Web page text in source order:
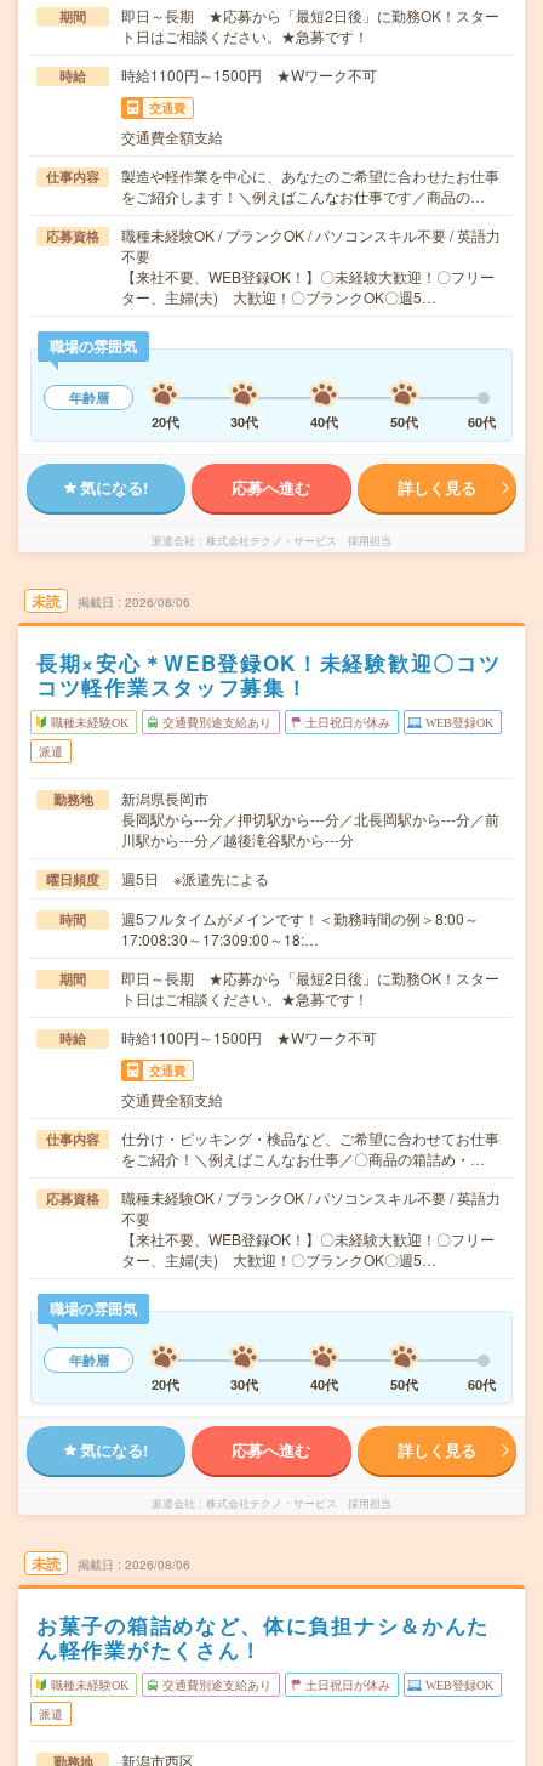
期間
即日～長期 ★応募から「最短2日後」に勤務OK！スター
ト日はご相談ください。★急募です！
時給 時給1100円～1500円 ★Wワーク不可
交通費
交通費全額支給
仕事内容
製造や軽作業を中心に、あなたのご希望に合わせたお仕事
をご紹介します！＼例えばこんなお仕事です／商品の…
応募資格
職種未経験OK / ブランクOK / パソコンスキル不要 / 英語力
不要
【来社不要、WEB登録OK！】〇未経験大歓迎！〇フリー
ター、主婦(夫) 大歓迎！〇ブランクOK〇週5…
職場の雰囲気
年齢層
20代
30代 40代 50代 60代
気になる! 応募へ進む 詳しく見る
派遣会社 株式会社テクノ・サービス 採用担当
未読 掲載日 2026/08/06
長期×安心＊WEB登録OK！未経験歓迎〇コツ
コツ軽作業スタッフ募集！
職種未経験OK 交通費別途支給あり 土日祝日が休み WEB登録OK
派遣
勤務地
新潟県長岡市
長岡駅から---分／押切駅から---分／北長岡駅から---分／前
川駅から---分／越後滝谷駅から---分
曜日頻度 週5日 ※派遣先による
時間
週5フルタイムがメインです！＜勤務時間の例＞8:00～
17:008:30～17:309:00～18:…
期間
即日～長期 ★応募から「最短2日後」に勤務OK！スター
ト日はご相談ください。★急募です！
時給 時給1100円～1500円 ★Wワーク不可
交通費
交通費全額支給
仕事内容
仕分け・ピッキング・検品など、ご希望に合わせてお仕事
をご紹介！＼例えばこんなお仕事／〇商品の箱詰め・…
応募資格
職種未経験OK / ブランクOK / パソコンスキル不要 / 英語力
不要
【来社不要、WEB登録OK！】〇未経験大歓迎！〇フリー
ター、主婦(夫) 大歓迎！〇ブランクOK〇週5…
職場の雰囲気
年齢層
20代
30代 40代 50代 60代
気になる! 応募へ進む 詳しく見る
派遣会社 株式会社テクノ・サービス 採用担当
未読 掲載日 2026/08/06
お菓子の箱詰めなど、体に負担ナシ＆かんた
ん軽作業がたくさん！
職種未経験OK 交通費別途支給あり 土日祝日が休み WEB登録OK
派遣
勤務地 新潟市西区